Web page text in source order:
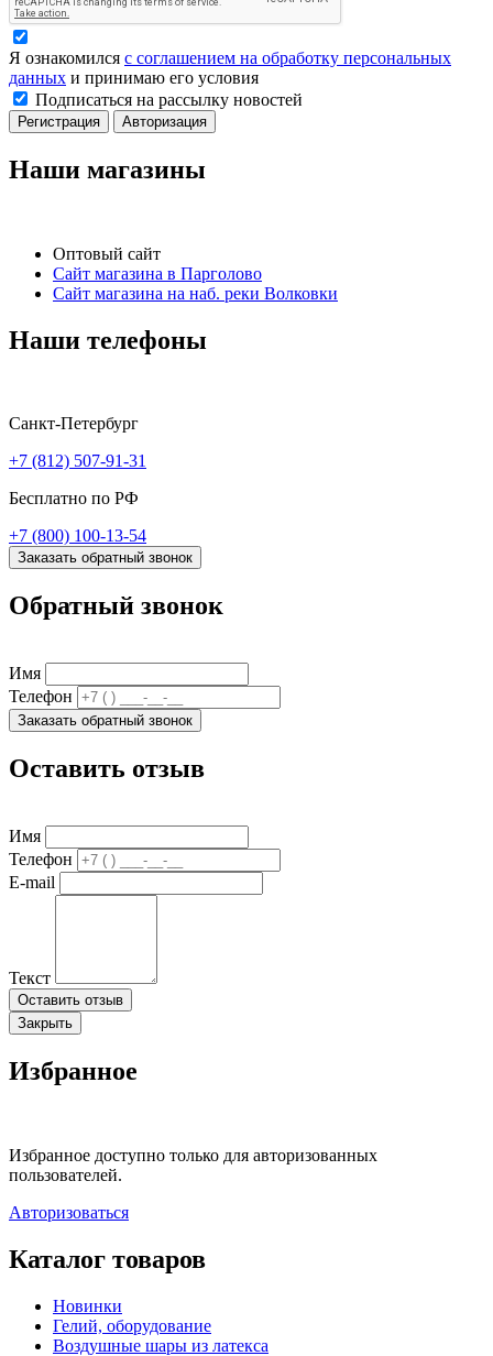
Я ознакомился с соглашением на обработку персональных
данных и принимаю его условия
Подписаться на рассылку новостей
Регистрация Авторизация
Наши магазины
Оптовый сайт
Сайт магазина в Парголово
Сайт магазина на наб. реки Волковки
Наши телефоны
Санкт-Петербург
+7 (812) 507-91-31
Бесплатно по РФ
+7 (800) 100-13-54
Заказать обратный звонок
Обратный звонок
Имя
Телефон
Заказать обратный звонок
Оставить отзыв
Имя
Телефон
E-mail
Текст
Оставить отзыв
Закрыть
Избранное
Избранное доступно только для авторизованных
пользователей.
Авторизоваться
Каталог товаров
Новинки
Гелий, оборудование
Воздушные шары из латекса